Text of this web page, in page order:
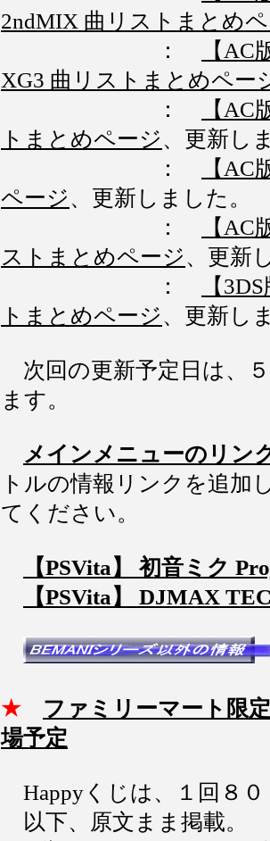
2ndMIX 曲リストまとめ
：
【AC
XG3 曲リストまとめペー
：
【AC
トまとめページ、更新し
：
【AC
ページ、更新しました。
：
【AC
ストまとめページ、更新
：
【
トまとめページ、更新し
次回の更新予定日は、
ます。
メインメニューのリン
トルの情報リンクを追加
てください。
【PSVita】 初音ミク
【PSVita】 DJMAX
★
ファミリーマート限
場予定
Happyくじは、１回８
以下、原文まま掲載。